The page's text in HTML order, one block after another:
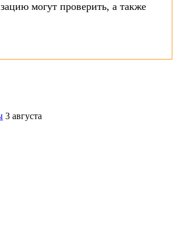
могут проверить, а также
3 августа